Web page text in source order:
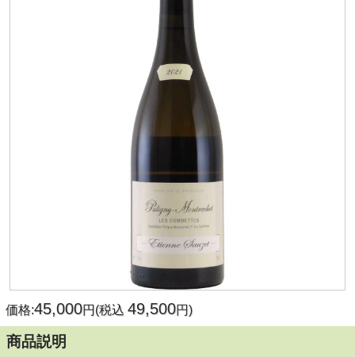
価格:45,000円(税込 49,500円)
商品説明